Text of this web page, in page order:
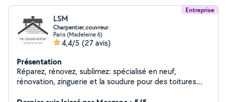
Entreprise
LSM
Charpentier,couvreur.
Paris (Madeleine 6)
4,4/5 (27 avis)
Présentation
Réparez, rénovez, sublimez: spécialisé en neuf,
rénovation, zinguerie et la soudure pour des toitures